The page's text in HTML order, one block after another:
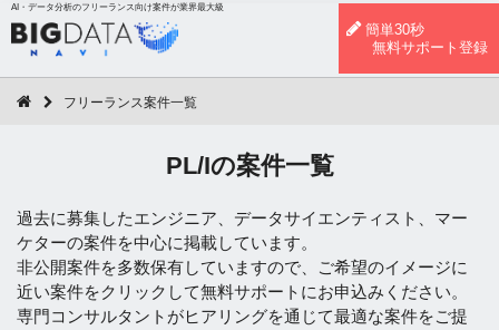
AI・データ分析のフリーランス向け案件が業界最大級
簡単30秒
無料サポート登録
フリーランス案件一覧
PL/Iの案件一覧
過去に募集したエンジニア、データサイエンティスト、マー
ケターの案件を中心に掲載しています。
非公開案件を多数保有していますので、ご希望のイメージに
近い案件をクリックして無料サポートにお申込みください。
専門コンサルタントがヒアリングを通じて最適な案件をご提